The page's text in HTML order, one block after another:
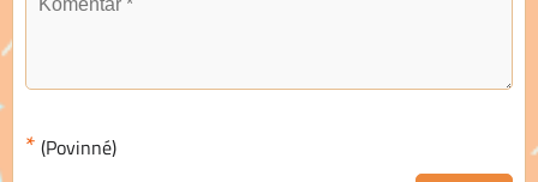
* (Povinné)